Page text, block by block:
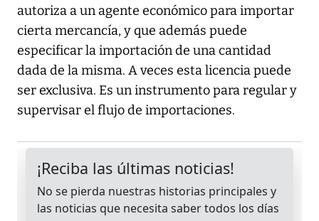
autoriza a un agente económico para importar
cierta mercancía, y que además puede
especificar la importación de una cantidad
dada de la misma. A veces esta licencia puede
ser exclusiva. Es un instrumento para regular y
supervisar el flujo de importaciones.